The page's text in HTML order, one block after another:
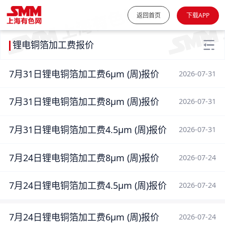
返回首页 下载APP
锂电铜箔加工费报价
7月31日锂电铜箔加工费6μm (周)报价 2026-07-31
7月31日锂电铜箔加工费8μm (周)报价 2026-07-31
7月31日锂电铜箔加工费4.5μm (周)报价 2026-07-31
7月24日锂电铜箔加工费8μm (周)报价 2026-07-24
7月24日锂电铜箔加工费4.5μm (周)报价 2026-07-24
7月24日锂电铜箔加工费6μm (周)报价 2026-07-24